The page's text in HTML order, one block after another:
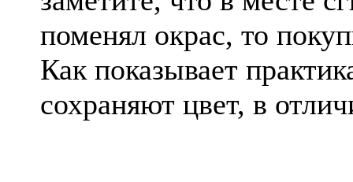
поменял окрас, то
Как показывает
сохраняют цвет, в